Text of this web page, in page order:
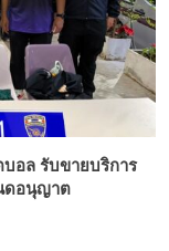
อล รับขายบริการ
ดอนุญาต